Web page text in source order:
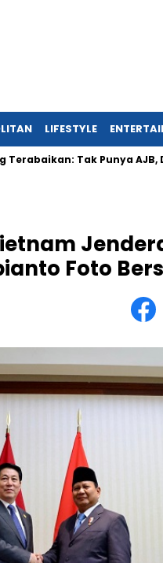
LIFESTYLE
Tak Punya AJB, Dapat
Foto